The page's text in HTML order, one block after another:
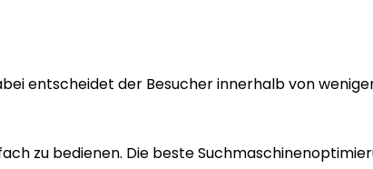
entscheidet der Besucher innerhalb von
zu bedienen. Die beste